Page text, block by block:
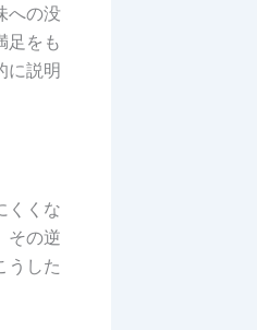
への没
足をも
に説明
くくな
その逆
うした